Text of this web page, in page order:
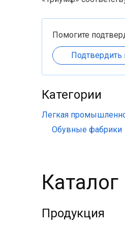
Помогите
Подтвердить
Категории
Легкая
Обувные фабрики
Каталог
Продукция